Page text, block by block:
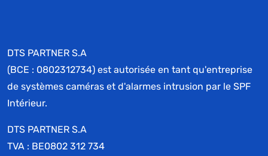
DTS PARTNER S.A
(BCE : 0802312734) est autorisée en tant qu'entreprise
de systèmes caméras et d'alarmes intrusion par le SPF
Intérieur.
DTS PARTNER S.A
TVA : BE0802 312 734